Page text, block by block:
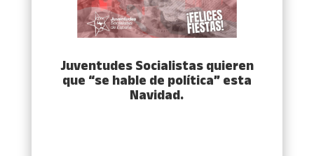
Juventudes Socialistas quieren
que “se hable de política” esta
Navidad.